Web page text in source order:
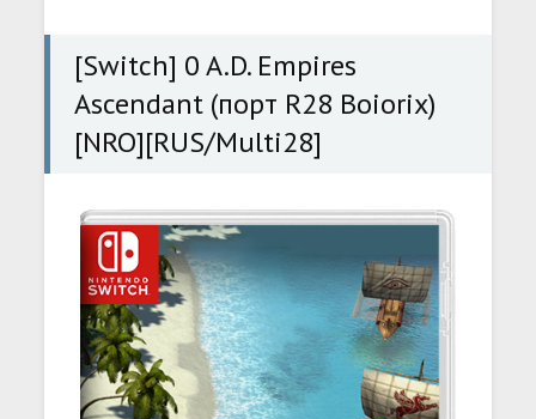
[Switch] 0 A.D. Empires
Ascendant (порт R28 Boiorix)
[NRO][RUS/Multi28]